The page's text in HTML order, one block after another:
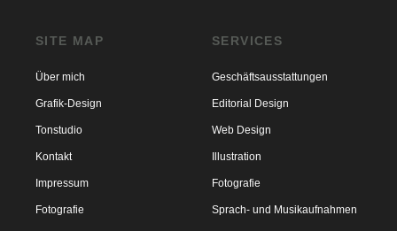
SITE MAP
Über mich
Grafik-Design
Tonstudio
Kontakt
Impressum
Fotografie
SERVICES
Geschäftsausstattungen
Editorial Design
Web Design
Illustration
Fotografie
Sprach- und Musikaufnahmen